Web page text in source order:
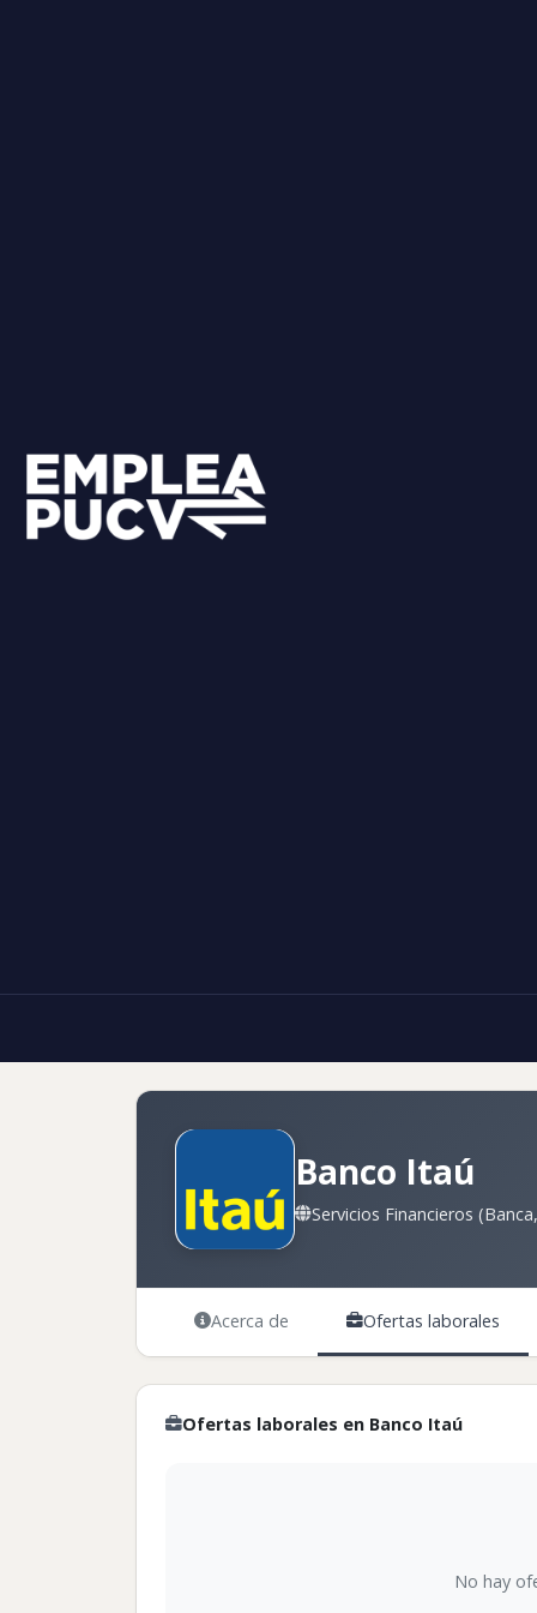
Banco Itaú
Servicios Financieros
Acerca de Ofertas laborales
Ofertas laborales en Banco Itaú
No hay